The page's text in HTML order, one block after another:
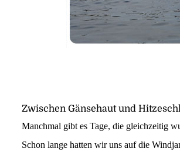
Zwischen Gänsehaut und
Manchmal gibt es Tage, die gleichzeitig
Schon lange hatten wir uns auf die